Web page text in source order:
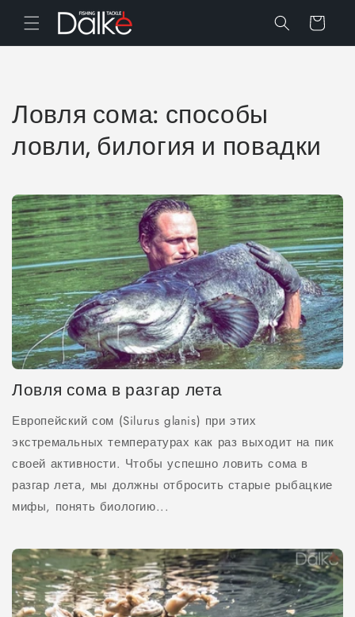
к
контенту
Корзина
Ловля сома: способы
ловли, билогия и повадки
Ловля сома в разгар лета
Европейский сом (Silurus glanis) при этих
экстремальных температурах как раз выходит на пик
своей активности. Чтобы успешно ловить сома в
разгар лета, мы должны отбросить старые рыбацкие
мифы, понять биологию...